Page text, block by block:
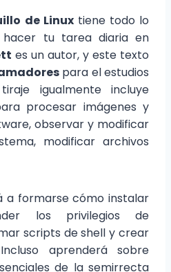
de Linuxtiene todo lo
hacer tu tarea diaria en
es un autor, y este texto
para el estudios
igualmente incluye
procesar imágenes y
observar y modificar
modificar archivos
a formarse cómo instalar
los privilegios de
scripts de shell y crear
aprenderá sobre
de la semirrecta